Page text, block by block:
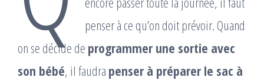
penser à ce qu’on doit prévoir. Quand
on se décide de programmer une sortie avec
son bébé, il faudra penser à préparer le sac à